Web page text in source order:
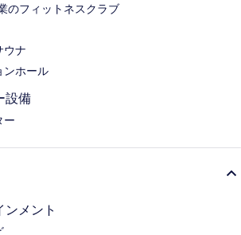
のフィットネスクラブ
ウナ
ンホール
設備
ー
ンメント